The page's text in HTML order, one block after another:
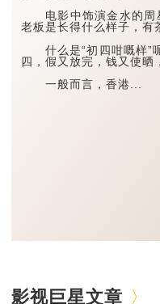
电影中饰演金水的周
老板是长得什么样子，有
什么是“初四咁嘅样”
四，假又放完，钱又使晒
一般而言，香港...
影视巨星文章